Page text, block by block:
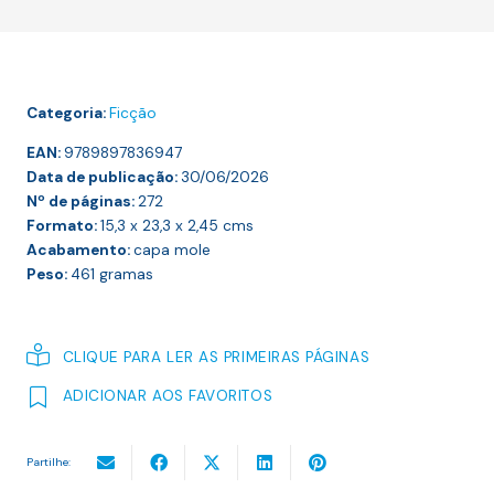
Categoria:Ficção
EAN:9789897836947
Data de publicação:30/06/2026
Nº de páginas:272
Formato:15,3 x 23,3 x 2,45 cms
Acabamento:capa mole
Peso: 461 gramas
CLIQUE PARA LER AS PRIMEIRAS PÁGINAS
ADICIONAR AOS FAVORITOS
Partilhe: